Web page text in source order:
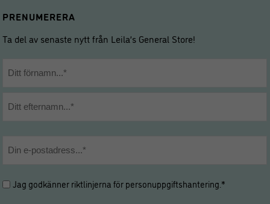
PRENUMERERA
Ta del av senaste nytt från Leila’s General Store!
Hantering
Jag godkänner riktlinjerna förpersonuppgiftshantering .*